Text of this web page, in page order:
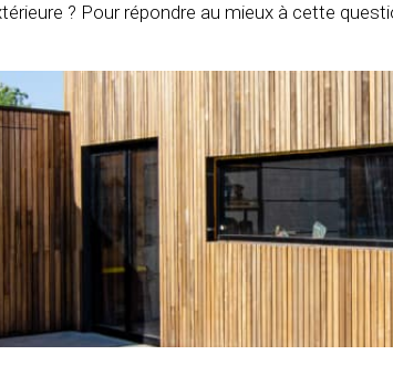
? Pour répondre au mieux à cette